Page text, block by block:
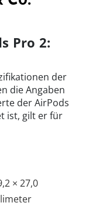
Pro 2:
der
die Angaben
der AirPods
ist, gilt er für
× 27,0